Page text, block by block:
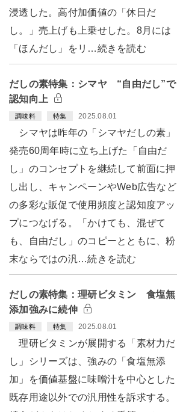
浸透した。高付加価値の「休日だ
し。」売上げも上乗せした。8月には
「ほんだし」をリ…続きを読む
だしの素特集：シマヤ “自由だし”で
認知向上
調味料 特集 2025.08.01
シマヤは昨年の「シマヤだしの素」
発売60周年時に立ち上げた「自由だ
し」のコンセプトを継続して前面に押
し出し、キャンペーンやWeb広告など
の多彩な販促で使用頻度と認知度アッ
プにつなげる。「かけても、混ぜて
も、自由だし」のコピーとともに、粉
末ならではの汎…続きを読む
だしの素特集：理研ビタミン 食塩無
添加強みに続伸
調味料 特集 2025.08.01
理研ビタミンが展開する「素材力だ
し」シリーズは、強みの「食塩無添
加」を価値基盤に味噌汁を中心とした
既存用途以外での汎用性を訴求する。